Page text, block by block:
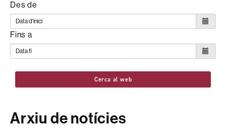
Des de
Fins a
Cerca al web
Arxiu de notícies